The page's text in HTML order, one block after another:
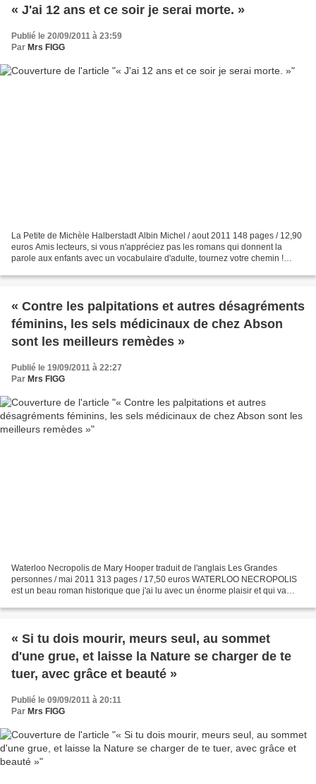
« J'ai 12 ans et ce soir je serai morte. »
Publié le 20/09/2011 à 23:59
Par Mrs FIGG
La Petite de Michèle Halberstadt Albin Michel / aout 2011 148 pages / 12,90
euros Amis lecteurs, si vous n'appréciez pas les romans qui donnent la
parole aux enfants avec un vocabulaire d'adulte, tournez votre chemin !
« Contre les palpitations et autres désagréments
féminins, les sels médicinaux de chez Abson
sont les meilleurs remèdes »
Publié le 19/09/2011 à 22:27
Par Mrs FIGG
Waterloo Necropolis de Mary Hooper traduit de l'anglais Les Grandes
personnes / mai 2011 313 pages / 17,50 euros WATERLOO NECROPOLIS
est un beau roman historique que j'ai lu avec un énorme plaisir et qui va
« Si tu dois mourir, meurs seul, au sommet
d'une grue, et laisse la Nature se charger de te
tuer, avec grâce et beauté »
Publié le 09/09/2011 à 20:11
Par Mrs FIGG